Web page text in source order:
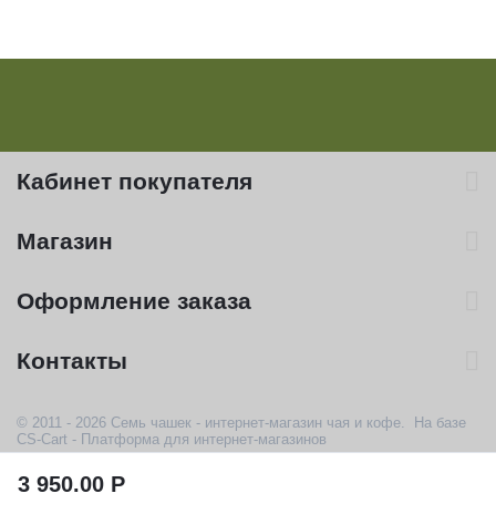
3 950.00 Р
Кабинет покупателя
Магазин
Оформление заказа
Контакты
© 2011 - 2026 Семь чашек - интернет-магазин чая и кофе. На базе
CS-Cart - Платформа для интернет-магазинов